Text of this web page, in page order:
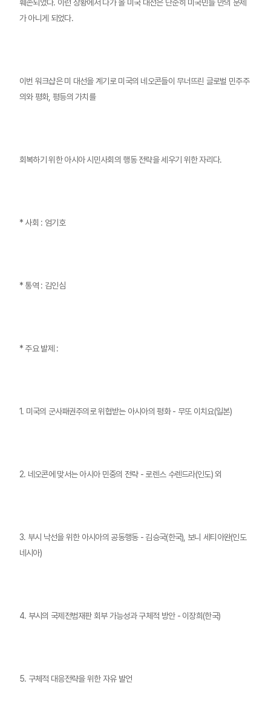
훼손되었다. 이런 상황에서 다가 올 미국 대선은 단순히 미국민들 만의 문제
가 아니게 되었다.
이번 워크샵은 미 대선을 계기로 미국의 네오콘들이 무너뜨린 글로벌 민주주
의와 평화, 평등의 가치를
회복하기 위한 아시아 시민사회의 행동 전략을 세우기 위한 자리다.
* 사회 : 엄기호
* 통역 : 김인심
* 주요 발제 :
1. 미국의 군사패권주의로 위협받는 아시아의 평화 - 무또 이치요(일본)
2. 네오콘에 맞서는 아시아 민중의 전략 - 로렌스 수렌드라(인도) 외
3. 부시 낙선을 위한 아시아의 공동행동 - 김승국(한국), 보니 세티아완(인도
네시아)
4. 부시의 국제전범재판 회부 가능성과 구체적 방안 - 이장희(한국)
5. 구체적 대응전략을 위한 자유 발언